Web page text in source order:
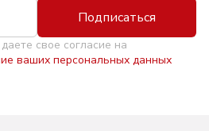
Подписаться
свое согласие на
ваших персональных данных